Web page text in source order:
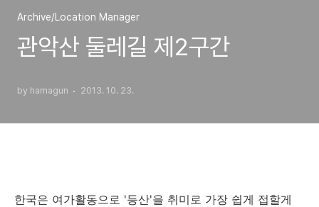
Archive/Location Manager
관악산 둘레길 제2구간
by hamagun 2013. 10. 23.
한국은 여가활동으로 '등산'을 취미로 가장 쉽게 접할게